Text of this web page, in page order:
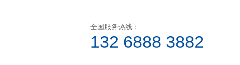
全国服务热线：
132 6888 3882